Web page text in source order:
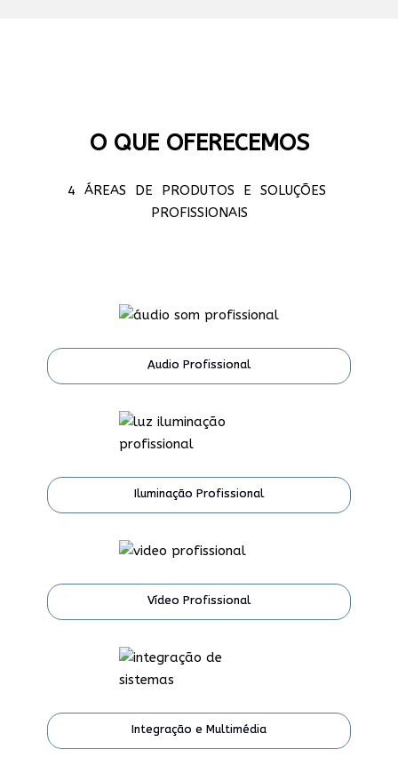
O QUE OFERECEMOS
4 ÁREAS DE PRODUTOS E SOLUÇÕES
PROFISSIONAIS
Audio Profissional
Iluminação Profissional
Vídeo Profissional
Integração e Multimédia